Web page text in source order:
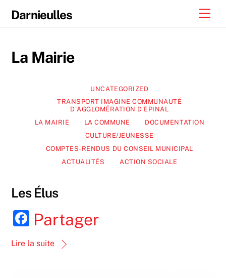
Darnieulles
La Mairie
UNCATEGORIZED
TRANSPORT IMAGINE COMMUNAUTÉ
D'AGGLOMÉRATION D'EPINAL
LA MAIRIE
LA COMMUNE
DOCUMENTATION
CULTURE/JEUNESSE
COMPTES-RENDUS DU CONSEIL MUNICIPAL
ACTUALITÉS
ACTION SOCIALE
Les Élus
F
c
Partager
Lire la suite